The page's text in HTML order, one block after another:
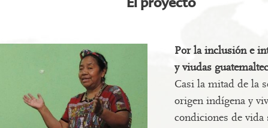
Por la inclusión e
y viudas
Casi la mitad de la
origen indígena y
condiciones de vida